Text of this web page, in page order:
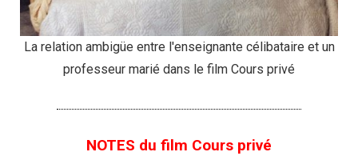
La relation ambigüe entre l'enseignante célibataire et un
professeur marié dans le film Cours privé
NOTES du film Cours privé